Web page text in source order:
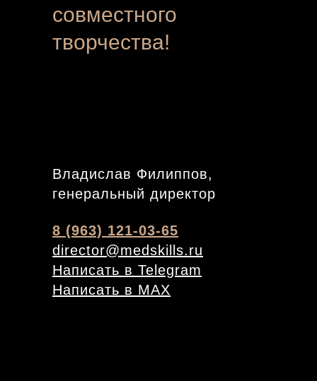
совместного
творчества!
Владислав Филиппов,
генеральный директор
8 (963) 121-03-65
director@medskills.ru
Написать в Telegram
Написать в MAX